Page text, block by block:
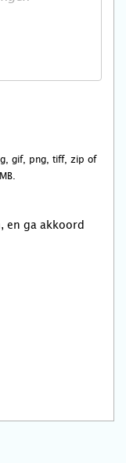
gif, png, tiff, zip of
en ga akkoord